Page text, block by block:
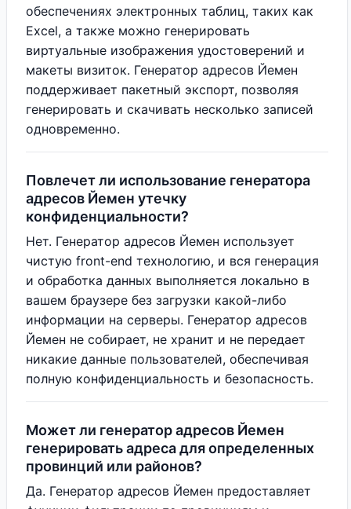
обеспечениях электронных таблиц, таких как
Excel, а также можно генерировать
виртуальные изображения удостоверений и
макеты визиток. Генератор адресов Йемен
поддерживает пакетный экспорт, позволяя
генерировать и скачивать несколько записей
одновременно.
Повлечет ли использование генератора
адресов Йемен утечку
конфиденциальности?
Нет. Генератор адресов Йемен использует
чистую front-end технологию, и вся генерация
и обработка данных выполняется локально в
вашем браузере без загрузки какой-либо
информации на серверы. Генератор адресов
Йемен не собирает, не хранит и не передает
никакие данные пользователей, обеспечивая
полную конфиденциальность и безопасность.
Может ли генератор адресов Йемен
генерировать адреса для определенных
провинций или районов?
Да. Генератор адресов Йемен предоставляет